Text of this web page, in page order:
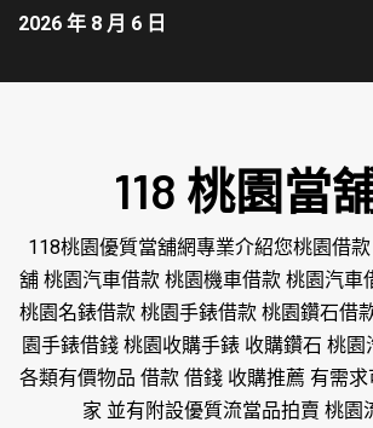
2026 年 8 月 6 日
118 桃園當
118桃園優質當舖網專業介紹您桃園借
舖 桃園汽車借款 桃園機車借款 桃園汽車
桃園名錶借款 桃園手錶借款 桃園鑽石借
園手錶借錢 桃園收購手錶 收購鑽石 桃
各類有價物品 借款 借錢 收購推薦 有需
家 並有附設優質流當品拍賣 桃園